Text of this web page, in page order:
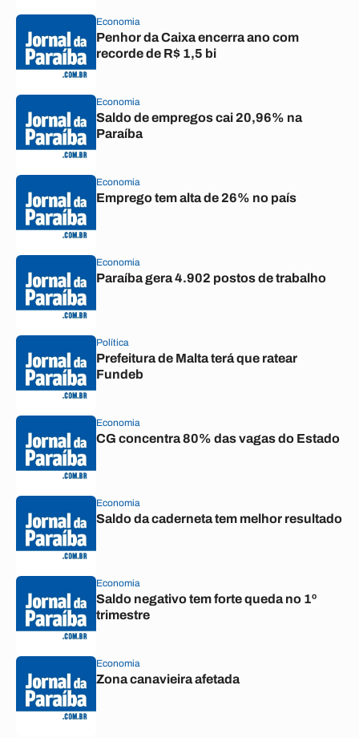
Economia
Penhor da Caixa encerra ano com
recorde de R$ 1,5 bi
Economia
Saldo de empregos cai 20,96% na
Paraíba
Economia
Emprego tem alta de 26% no país
Economia
Paraíba gera 4.902 postos de trabalho
Política
Prefeitura de Malta terá que ratear
Fundeb
Economia
CG concentra 80% das vagas do Estado
Economia
Saldo da caderneta tem melhor resultado
Economia
Saldo negativo tem forte queda no 1º
trimestre
Economia
Zona canavieira afetada